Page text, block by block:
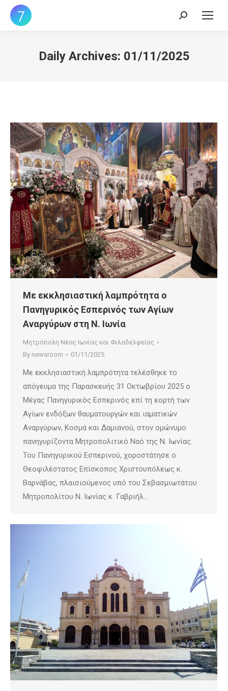
Search:
Daily Archives: 01/11/2025
Με εκκλησιαστική λαμπρότητα ο
Πανηγυρικός Εσπερινός των Αγίων
Αναργύρων στη Ν. Ιωνία
Μητρόπολη Νέας Ιωνίας και Φιλαδελφείας
By newsroom 01/11/2025
Με εκκλησιαστική λαμπρότητα τελέσθηκε το
απόγευμα της Παρασκευής 31 Οκτωβρίου 2025 ο
Μέγας Πανηγυρικός Εσπερινός επί τη εορτή των
Αγίων ενδόξων θαυματουργών και ιαματικών
Αναργύρων, Κοσμά και Δαμιανού, στον ομώνυμο
πανηγυρίζοντα Μητροπολιτικό Ναό της Ν. Ιωνίας.
Του Πανηγυρικού Εσπερινού, χοροστάτησε ο
Θεοφιλέστατος Επίσκοπος Χριστουπόλεως κ.
Βαρνάβας, πλαισιούμενος υπό του Σεβασμιωτάτου
Μητροπολίτου Ν. Ιωνίας κ. Γαβριήλ…